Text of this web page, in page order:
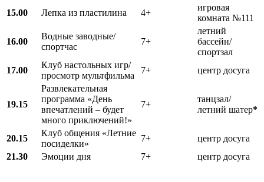
15.00
Лепка из пластилина 4+
игровая
комната №111
16.00
Водные заводные/
спортчас
7+
летний
бассейн/
спортзал
17.00
Клуб настольных игр/
просмотр мультфильма
7+ центр досуга
19.15
Развлекательная
программа «День
впечатлений – будет
много приключений!»
7+
танцзал/
летний шатер*
20.15
Клуб общения «Летние
посиделки»
7+
центр досуга
21.30
Эмоции дня 7+ центр досуга